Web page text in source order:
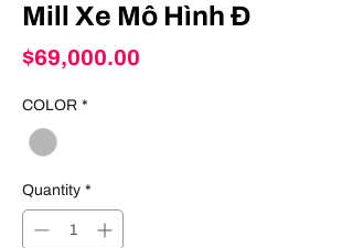
Mill Xe Mô Hình Đ
$69,000.00
COLOR *
Quantity *